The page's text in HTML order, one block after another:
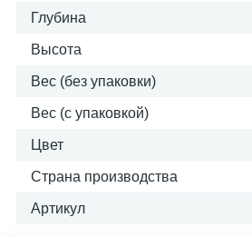
Глубина
Высота
Вес (без упаковки)
Вес (с упаковкой)
Цвет
Страна производства
Артикул